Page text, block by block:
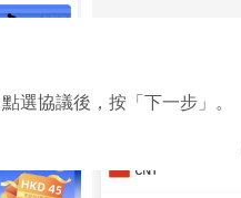
選協議後，按「下一步」。